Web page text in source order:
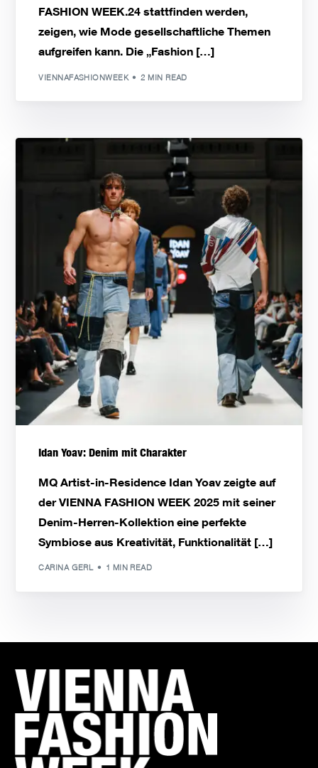
FASHION WEEK.24 stattfinden werden,
zeigen, wie Mode gesellschaftliche Themen
aufgreifen kann. Die „Fashion […]
VIENNAFASHIONWEEK 2 MIN READ
Idan Yoav: Denim mit Charakter
MQ Artist-in-Residence Idan Yoav zeigte auf
der VIENNA FASHION WEEK 2025 mit seiner
Denim-Herren-Kollektion eine perfekte
Symbiose aus Kreativität, Funktionalität […]
CARINA GERL 1 MIN READ